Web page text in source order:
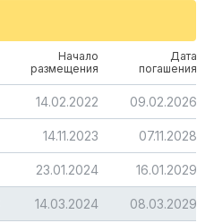
Начало
размещения
Дата
погашения
14.02.2022 09.02.2026
14.11.2023 07.11.2028
23.01.2024 16.01.2029
14.03.2024 08.03.2029